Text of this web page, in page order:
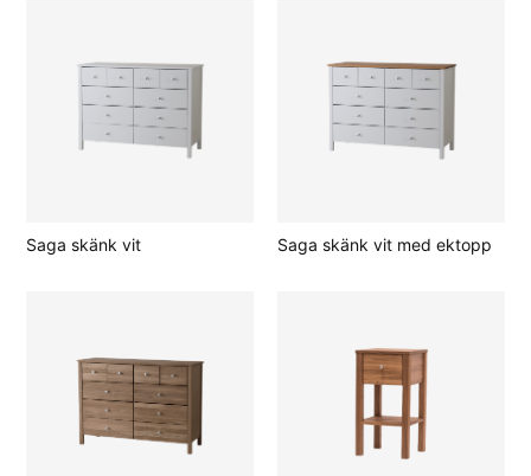
Saga skänk vit Saga skänk vit med ektopp